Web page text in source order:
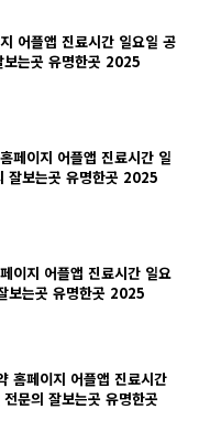
어플앱 진료시간 일요일 공
보는곳 유명한곳 2025
페이지 어플앱 진료시간 일
잘보는곳 유명한곳 2025
이지 어플앱 진료시간 일요
보는곳 유명한곳 2025
홈페이지 어플앱 진료시간
문의 잘보는곳 유명한곳